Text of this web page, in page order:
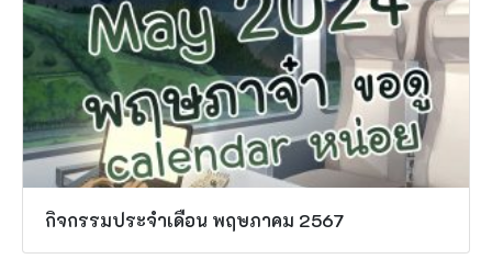
กิจกรรมประจำเดือน พฤษภาคม 2567